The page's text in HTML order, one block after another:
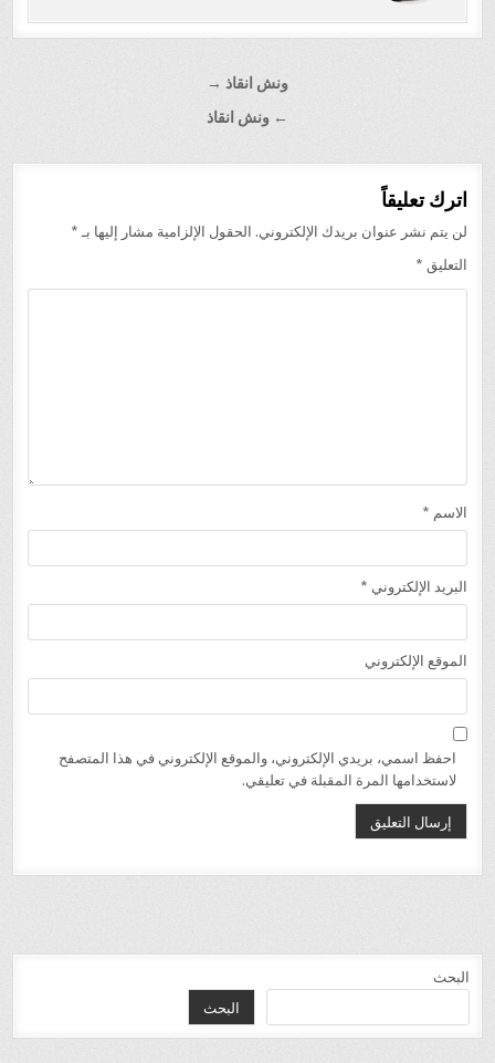
ونش انقاذ →
← ونش انقاذ
اترك تعليقاً
لن يتم نشر عنوان بريدك الإلكتروني. الحقول الإلزامية مشار إليها بـ *
التعليق *
الاسم *
البريد الإلكتروني *
الموقع الإلكتروني
احفظ اسمي، بريدي الإلكتروني، والموقع الإلكتروني في هذا المتصفح
لاستخدامها المرة المقبلة في تعليقي.
البحث
البحث